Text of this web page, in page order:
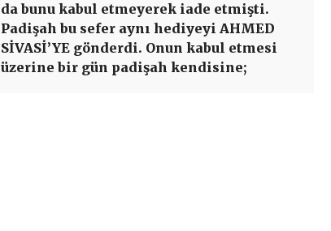
da bunu kabul etmeyerek iade etmişti.
Padişah bu sefer aynı hediyeyi AHMED
SİVASİ’YE gönderdi. Onun kabul etmesi
üzerine bir gün padişah kendisine;